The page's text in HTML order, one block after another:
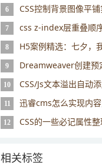
6 CSS控制背景图像平铺
7 css z-index层重叠顺
8 H5案例精选：七夕，我们只在周五秀
9 Dreamweaver创建预
10 CSS/Js文本溢出自动
11 迅睿cms怎么实现内容
12 CSS的一些必记属性整
相关标签